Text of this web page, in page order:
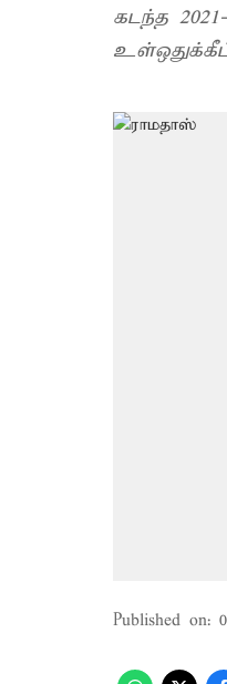
கடந்த
Published on: